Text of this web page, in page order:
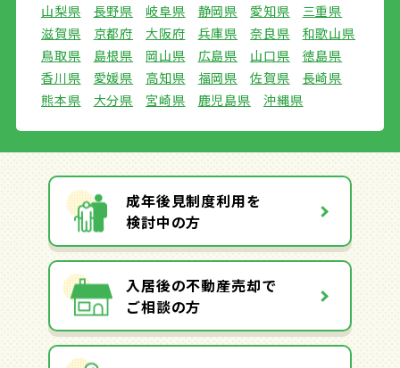
山梨県
長野県 岐阜県 静岡県 愛知県
三重県
滋賀県
京都府 大阪府 兵庫県 奈良県
和歌山県
鳥取県
島根県 岡山県 広島県 山口県
徳島県
香川県
愛媛県 高知県 福岡県 佐賀県
長崎県
熊本県
大分県 宮崎県 鹿児島県 沖縄県
成年後見制度利用を
検討中の方
入居後の不動産売却で
ご相談の方